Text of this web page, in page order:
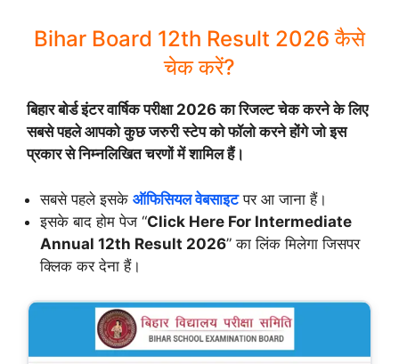
Bihar Board 12th Result 2026 कैसे
चेक करें?
बिहार बोर्ड इंटर वार्षिक परीक्षा 2026 कारिजल्टचेक करने के लिए
सबसे पहले आपको कुछ जरुरी स्टेप को फॉलो करने होंगे जो इस
प्रकार से निम्नलिखित चरणों में शामिल हैं।
सबसे पहले इसके ऑफिसियल वेबसाइटपर आ जाना हैं।
इसके बाद होम पेज “Click Here For Intermediate
Annual 12th Result 2026” का लिंक मिलेगा जिसपर
क्लिक कर देना हैं।